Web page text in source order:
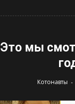
Это мы
Котонавты -